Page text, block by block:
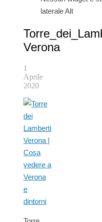
laterale Alt
Verona
1
Aprile
2020